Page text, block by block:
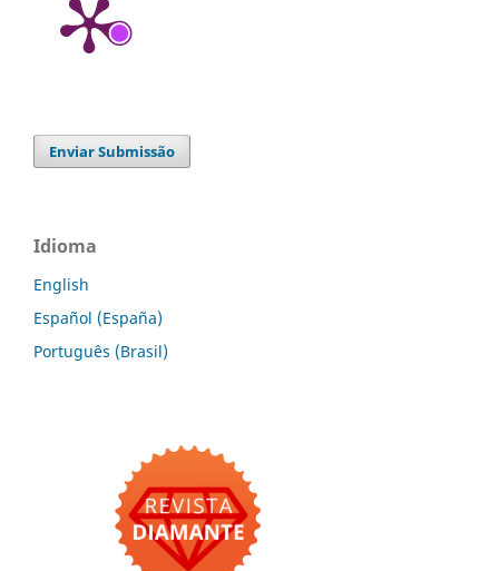
Enviar Submissão
Idioma
English
Español (España)
Português (Brasil)